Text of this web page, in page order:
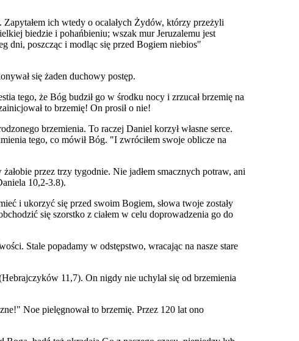
ich wtedy o ocalałych Żydów, którzy przeżyli
biedzie i pohańbieniu; wszak mur Jeruzalemu jest
dni, poszcząc i modląc się przed Bogiem niebios"
się żaden duchowy postęp.
tego, że Bóg budził go w środku nocy i zrzucał brzemię na
to brzemię! On prosił o nie!
brzemienia. To raczej Daniel korzył własne serce.
tego, co mówił Bóg. "I zwróciłem swoje oblicze na
przez trzy tygodnie. Nie jadłem smacznych potraw, ani
10,2-3.8).
i ukorzyć się przed swoim Bogiem, słowa twoje zostały
się szorstko z ciałem w celu doprowadzenia go do
Stale popadamy w odstępstwo, wracając na nasze stare
11,7). On nigdy nie uchylał się od brzemienia
Noe pielęgnował to brzemię. Przez 120 lat ono